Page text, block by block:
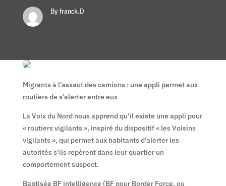
By franck.D
Migrants à l’assaut des camions : une appli permet aux
routiers de s’alerter entre eux
La Voix du Nord nous apprend qu’il existe une appli pour
« routiers vigilants », inspiré du dispositif « les Voisins
vigilants », qui permet aux habitants d’alerter les
autorités s’ils repèrent dans leur quartier un
comportement suspect.
Baptisée BF intelligence (BF pour Border Force, ou